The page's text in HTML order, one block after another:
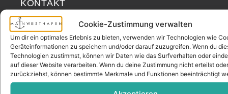
Cookie-Zustimmung verwalten
Um dir ein optimales Erlebnis zu bieten, verwenden wir Technologien wie
Geräteinformationen zu speichern und/oder darauf zuzugreifen. Wenn du
Technologien zustimmst, können wir Daten wie das Surfverhalten oder
auf dieser Website verarbeiten. Wenn du deine Zustimmung nicht erteilst oder
zurückziehst, können bestimmte Merkmale und Funktionen beeinträchtigt
KONTAKT
Adresse
Mainwesthafen Immobilien Speicherstraße 5
60327 Frankfurt